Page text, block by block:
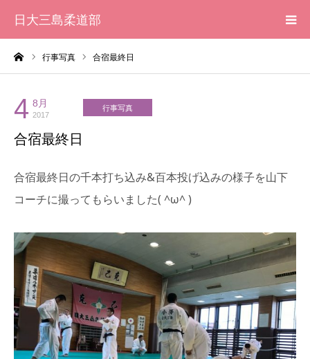
日大三島柔道部
行事写真 合宿最終日
4 8月
2017
行事写真
合宿最終日
合宿最終日の千本打ち込み&百本投げ込みの様子を山下
コーチに撮ってもらいました( ^ω^ )
HOME
柔道部 紹介
ブログ
大会記録
応援メッセージ一覧